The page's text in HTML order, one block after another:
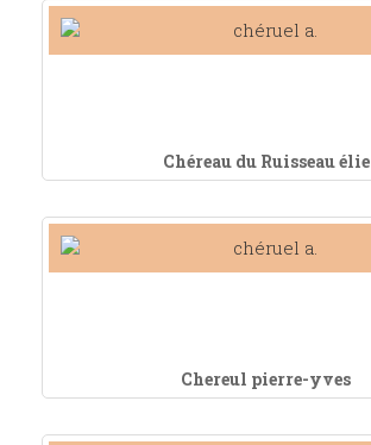
Chéreau du Ruisseau élie
Chereul pierre-yves